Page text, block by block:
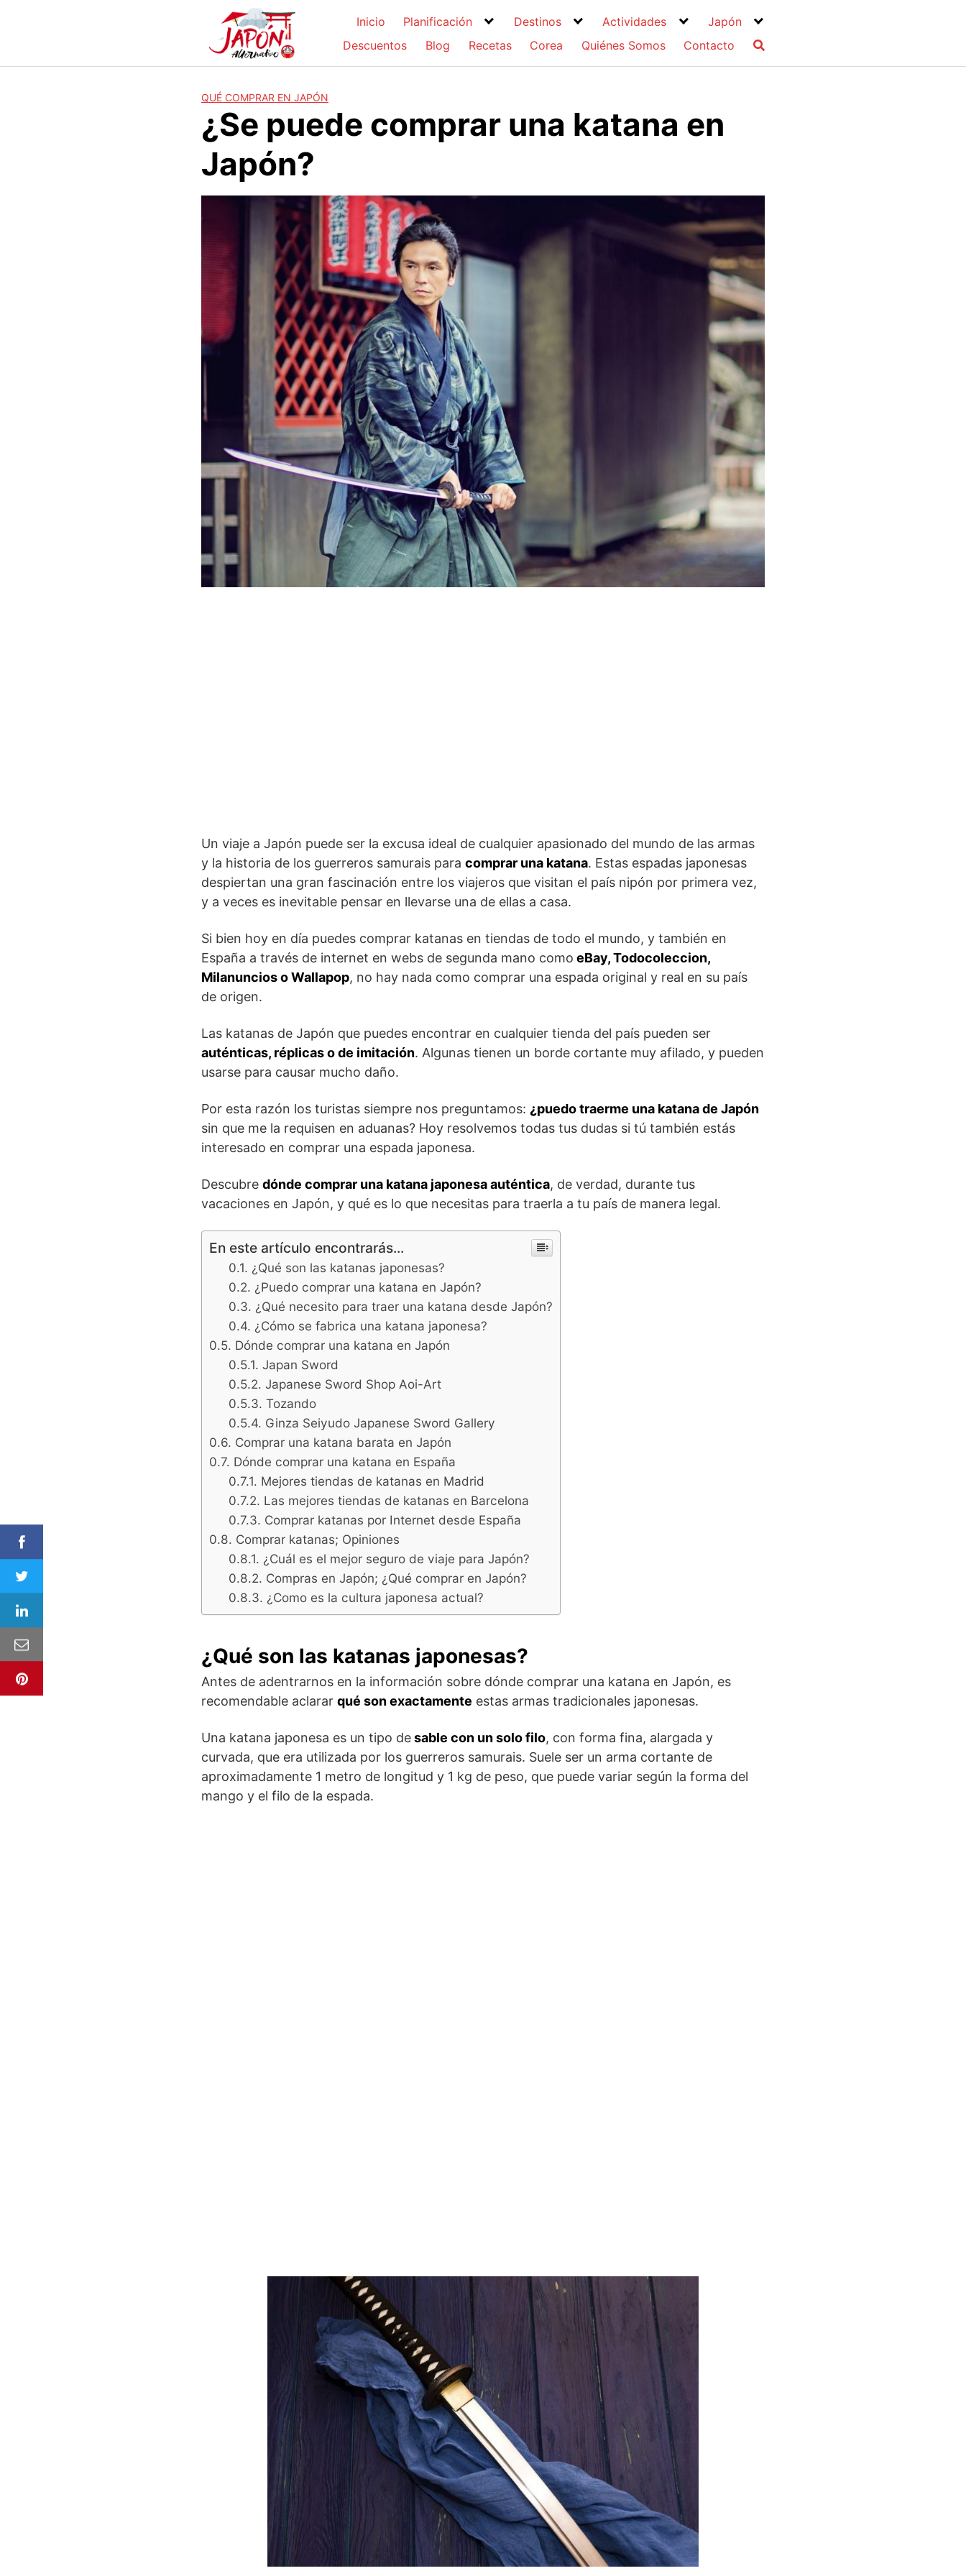
Inicio Planificación Destinos Actividades
Japón
Descuentos
Blog Recetas Corea Quiénes Somos Contacto
QUÉ COMPRAR EN JAPÓN
¿Se puede comprar una katana en
Japón?
Un viaje a Japón puede ser la excusa ideal de cualquier apasionado del mundo de las armas
y la historia de los guerreros samurais para comprar una katana. Estas espadas japonesas
despiertan una gran fascinación entre los viajeros que visitan el país nipón por primera vez,
y a veces es inevitable pensar en llevarse una de ellas a casa.
Si bien hoy en día puedes comprar katanas en tiendas de todo el mundo, y también en
España a través de internet en webs de segunda mano como eBay, Todocoleccion,
Milanuncios o Wallapop, no hay nada como comprar una espada original y real en su país
de origen.
Las katanas de Japón que puedes encontrar en cualquier tienda del país pueden ser
auténticas, réplicas o de imitación. Algunas tienen un borde cortante muy afilado, y pueden
usarse para causar mucho daño.
Por esta razón los turistas siempre nos preguntamos: ¿puedo traerme una katana de Japón
sin que me la requisen en aduanas? Hoy resolvemos todas tus dudas si tú también estás
interesado en comprar una espada japonesa.
Descubre dónde comprar una katana japonesa auténtica, de verdad, durante tus
vacaciones en Japón, y qué es lo que necesitas para traerla a tu país de manera legal.
En este artículo encontrarás...
¿Qué son las katanas japonesas?
¿Puedo comprar una katana en Japón?
¿Qué necesito para traer una katana desde Japón?
¿Cómo se fabrica una katana japonesa?
Dónde comprar una katana en Japón
Japan Sword
Japanese Sword Shop Aoi-Art
Tozando
Ginza Seiyudo Japanese Sword Gallery
Comprar una katana barata en Japón
Dónde comprar una katana en España
Mejores tiendas de katanas en Madrid
Las mejores tiendas de katanas en Barcelona
Comprar katanas por Internet desde España
Comprar katanas; Opiniones
¿Cuál es el mejor seguro de viaje para Japón?
Compras en Japón; ¿Qué comprar en Japón?
¿Como es la cultura japonesa actual?
¿Qué son las katanas japonesas?
Antes de adentrarnos en la información sobre dónde comprar una katana en Japón, es
recomendable aclarar qué son exactamente estas armas tradicionales japonesas.
Una katana japonesa es un tipo desable con un solo filo, con forma fina, alargada y
curvada, que era utilizada por los guerreros samurais. Suele ser un arma cortante de
aproximadamente 1 metro de longitud y 1 kg de peso, que puede variar según la forma del
mango y el filo de la espada.